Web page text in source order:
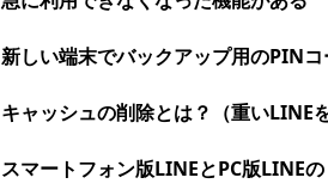
新しい端末でバックアップ用のPIN
キャッシュの削除とは？（重いLINE
スマートフォン版LINEとPC版LINE